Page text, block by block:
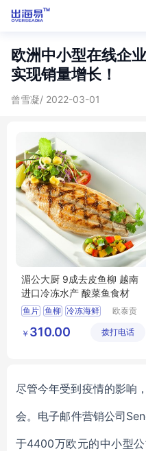
欧洲中小型在线企
实现销量增长！
曾雪凝/ 2022-03-01
湄公大厨 9成去皮鱼柳 越南
进口冷冻水产 酸菜鱼食材
鱼片 鱼柳 冷冻海鲜
欧泰贡
食品有限
￥ 310.00 拨打电话
尽管今年受到疫情的影响
会。电子邮件营销公司
于4400万欧元的中小型公